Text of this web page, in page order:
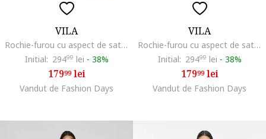
VILA
Rochie-furou cu aspect de satin, Negru
Initial: 29499 lei - 38%
17999lei
Vandut de Fashion Days
VILA
Rochie-furou cu aspect de satin, Bej
Initial: 29499 lei - 38%
17999lei
Vandut de Fashion Days